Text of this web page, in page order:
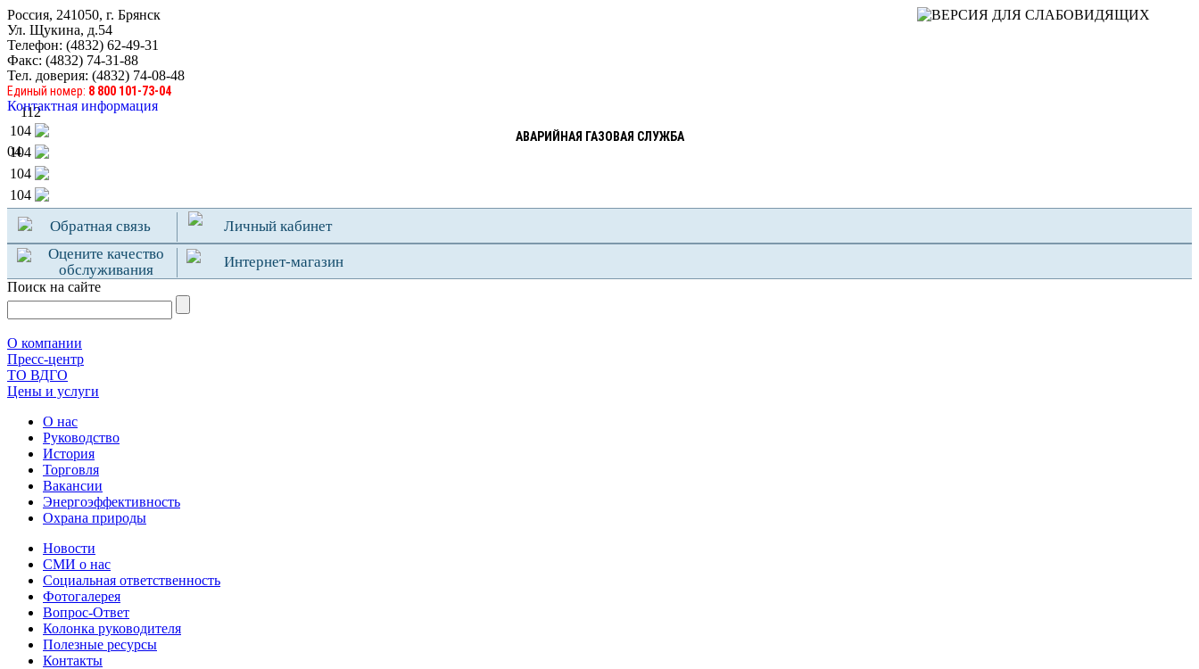
Россия, 241050, г. Брянск
Ул. Щукина, д.54
Телефон: (4832) 62-49-31
Факс: (4832) 74-31-88
Тел. доверия: (4832) 74-08-48
Единый номер: 8 800 101-73-04
Контактная информация
АВАРИЙНАЯ ГАЗОВАЯ СЛУЖБА
04
112
104
104
104
104
Обратная связь
Личный кабинет
Оцените качество
обслуживания
Интернет-магазин
Поиск на сайте
О компании
Пресс-центр
TO ВДГО
Цены и услуги
О нас
Руководство
История
Торговля
Вакансии
Энергоэффективность
Охрана природы
Новости
СМИ о нас
Социальная ответственность
Фотогалерея
Вопрос-Ответ
Колонка руководителя
Полезные ресурсы
Контакты